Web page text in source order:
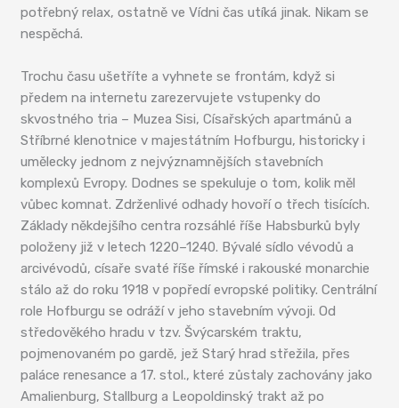
potřebný relax, ostatně ve Vídni čas utíká jinak. Nikam se
nespěchá.
Trochu času ušetříte a vyhnete se frontám, když si
předem na internetu zarezervujete vstupenky do
skvostného tria – Muzea Sisi, Císařských apartmánů a
Stříbrné klenotnice v majestátním Hofburgu, historicky i
umělecky jednom z nejvýznamnějších stavebních
komplexů Evropy. Dodnes se spekuluje o tom, kolik měl
vůbec komnat. Zdrženlivé odhady hovoří o třech tisících.
Základy někdejšího centra rozsáhlé říše Habsburků byly
položeny již v letech 1220–1240. Bývalé sídlo vévodů a
arcivévodů, císaře svaté říše římské i rakouské monarchie
stálo až do roku 1918 v popředí evropské politiky. Centrální
role Hofburgu se odráží v jeho stavebním vývoji. Od
středověkého hradu v tzv. Švýcarském traktu,
pojmenovaném po gardě, jež Starý hrad střežila, přes
paláce renesance a 17. stol., které zůstaly zachovány jako
Amalienburg, Stallburg a Leopoldinský trakt až po